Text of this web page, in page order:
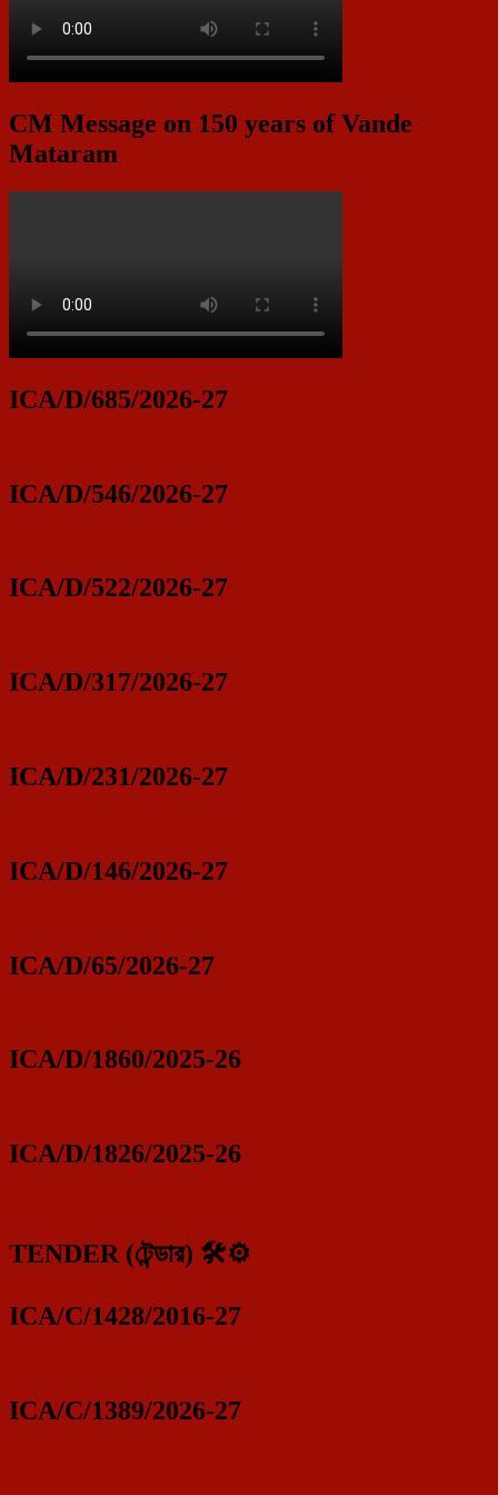
CM Message on 150 years of Vande
Mataram
ICA/D/685/2026-27
ICA/D/546/2026-27
ICA/D/522/2026-27
ICA/D/317/2026-27
ICA/D/231/2026-27
ICA/D/146/2026-27
ICA/D/65/2026-27
ICA/D/1860/2025-26
ICA/D/1826/2025-26
TENDER (টেন্ডার) 🛠️⚙️
ICA/C/1428/2016-27
ICA/C/1389/2026-27